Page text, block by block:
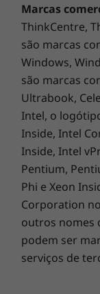
nos cafés
Com
rápido do
funcionar
duração da
alimentação
ligações
o dia.
Previsto para o
Marcas
ThinkCentre,
são marcas
Windows,
são marcas
Ultrabook,
Intel, o
Inside, Intel
Inside, Intel
Pentium,
Phi e Xeon
Corporation
outros nomes
podem ser
serviços de